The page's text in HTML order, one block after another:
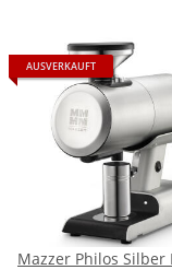
AUSVERKAUFT
Mazzer Philos Silber